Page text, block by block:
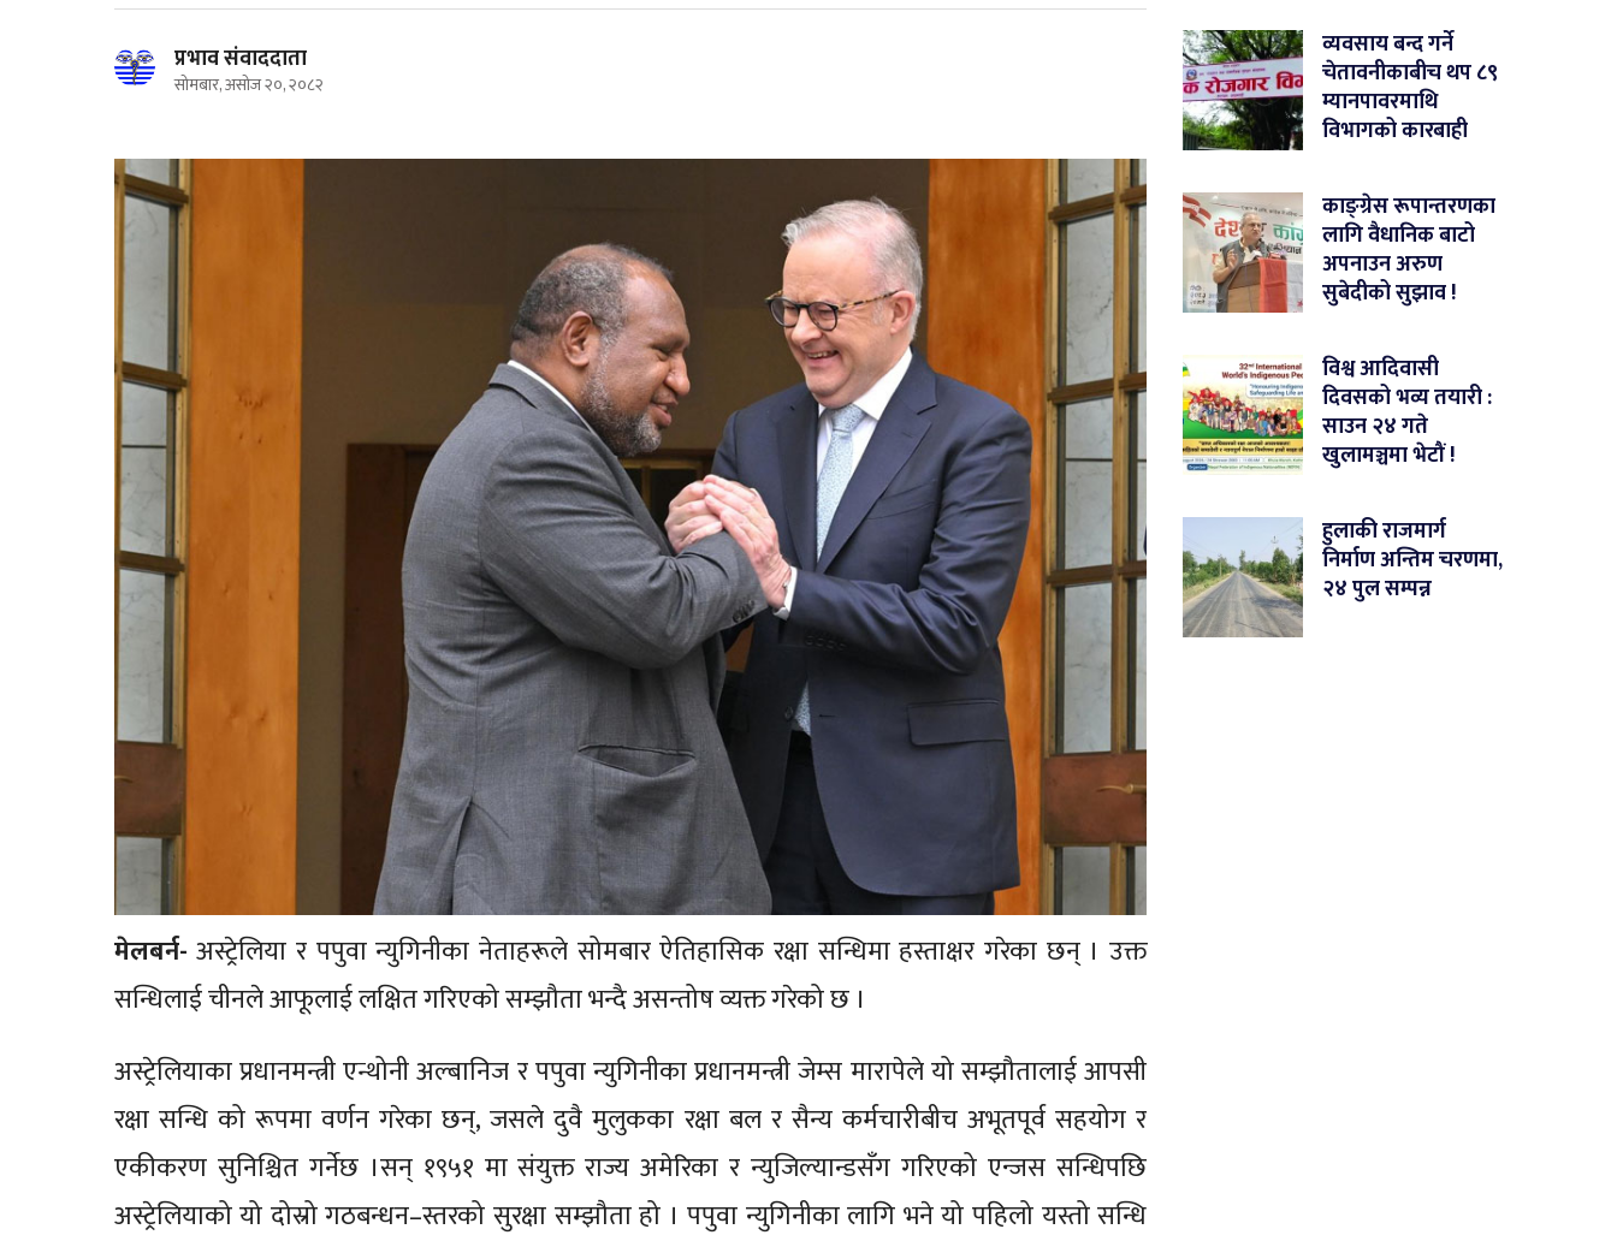
प्रभाव संवाददाता
सोमबार, असोज २०, २०८२
मेलबर्न- अस्ट्रेलिया र पपुवा न्युगिनीका नेताहरूले सोमबार ऐतिहासिक रक्षा सन्धिमा हस्ताक्षर गरेका छन् । उक्त
सन्धिलाई चीनले आफूलाई लक्षित गरिएको सम्झौता भन्दै असन्तोष व्यक्त गरेको छ ।
अस्ट्रेलियाका प्रधानमन्त्री एन्थोनी अल्बानिज र पपुवा न्युगिनीका प्रधानमन्त्री जेम्स मारापेले यो सम्झौतालाई आपसी
रक्षा सन्धि को रूपमा वर्णन गरेका छन्, जसले दुवै मुलुकका रक्षा बल र सैन्य कर्मचारीबीच अभूतपूर्व सहयोग र
एकीकरण सुनिश्चित गर्नेछ ।सन् १९५१ मा संयुक्त राज्य अमेरिका र न्युजिल्यान्डसँग गरिएको एन्जस सन्धिपछि
अस्ट्रेलियाको यो दोस्रो गठबन्धन–स्तरको सुरक्षा सम्झौता हो । पपुवा न्युगिनीका लागि भने यो पहिलो यस्तो सन्धि
व्यवसाय बन्द गर्ने
चेतावनीकाबीच थप ८९
म्यानपावरमाथि
विभागको कारबाही
काङ्ग्रेस रूपान्तरणका
लागि वैधानिक बाटो
अपनाउन अरुण
सुबेदीको सुझाव !
विश्व आदिवासी
दिवसको भव्य तयारी :
साउन २४ गते
खुलामञ्चमा भेटौं !
हुलाकी राजमार्ग
निर्माण अन्तिम चरणमा,
२४ पुल सम्पन्न